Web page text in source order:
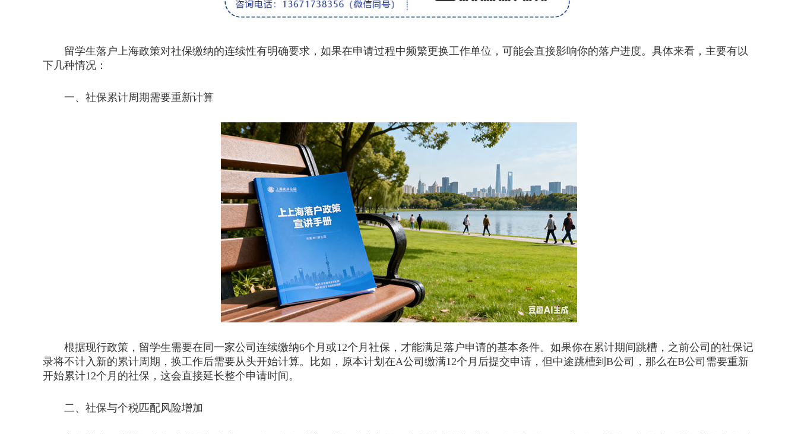
留学生落户上海政策对社保缴纳的连续性有明确要求，如果在申请过程中频繁更换工作单位，可能会直接影响你的落户进度。具体来看，主要有以
下几种情况：
一、社保累计周期需要重新计算
根据现行政策，留学生需要在同一家公司连续缴纳6个月或12个月社保，才能满足落户申请的基本条件。如果你在累计期间跳槽，之前公司的社保记
录将不计入新的累计周期，换工作后需要从头开始计算。比如，原本计划在A公司缴满12个月后提交申请，但中途跳槽到B公司，那么在B公司需要重新
开始累计12个月的社保，这会直接延长整个申请时间。
二、社保与个税匹配风险增加